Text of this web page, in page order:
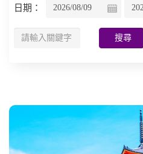
日期：
搜尋